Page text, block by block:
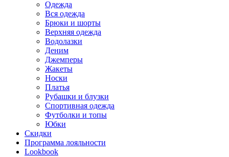
Одежда
Вся одежда
Брюки и шорты
Верхняя одежда
Водолазки
Деним
Джемперы
Жакеты
Носки
Платья
Рубашки и блузки
Спортивная одежда
Футболки и топы
Юбки
Скидки
Программа лояльности
Lookbook